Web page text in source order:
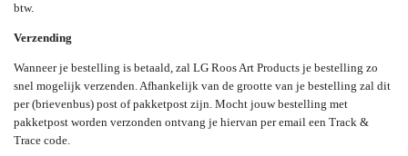
btw.
Verzending
Wanneer je bestelling is betaald, zal LG Roos Art Products je bestelling zo
snel mogelijk verzenden. Afhankelijk van de grootte van je bestelling zal dit
per (brievenbus) post of pakketpost zijn. Mocht jouw bestelling met
pakketpost worden verzonden ontvang je hiervan per email een Track &
Trace code.